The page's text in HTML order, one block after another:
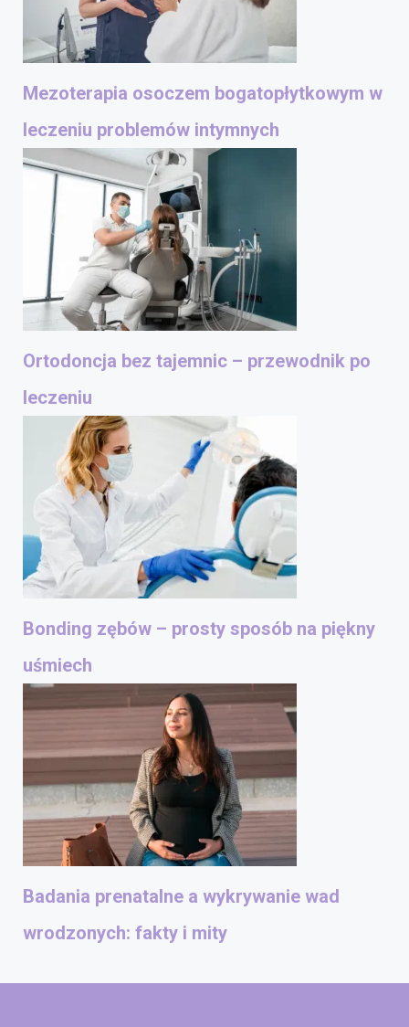
Mezoterapia osoczem bogatopłytkowym w
leczeniu problemów intymnych
Ortodoncja bez tajemnic – przewodnik po
leczeniu
Bonding zębów – prosty sposób na piękny
uśmiech
Badania prenatalne a wykrywanie wad
wrodzonych: fakty i mity